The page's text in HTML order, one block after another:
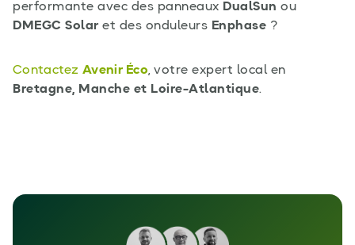
performante avec des panneaux DualSun ou
DMEGC Solar et des onduleurs Enphase ?
Contactez Avenir Éco, votre expert local en
Bretagne, Manche et Loire-Atlantique.